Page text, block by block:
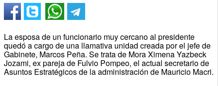
La esposa de un funcionario muy cercano al presidente
quedó a cargo de una llamativa unidad creada por el jefe de
Gabinete, Marcos Peña. Se trata de Mora Ximena Yazbeck
Jozami, ex pareja de Fulvio Pompeo, el actual secretario de
Asuntos Estratégicos de la administración de Mauricio Macri.